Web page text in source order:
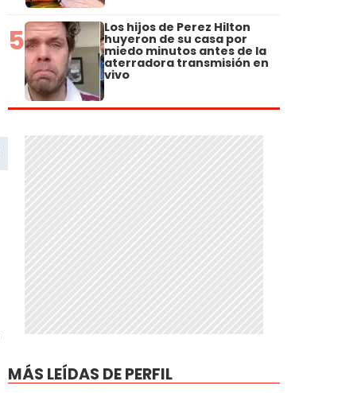
5 Los hijos de Perez Hilton
huyeron de su casa por
miedo minutos antes de la
aterradora transmisión en
vivo
MÁS LEÍDAS DE PERFIL